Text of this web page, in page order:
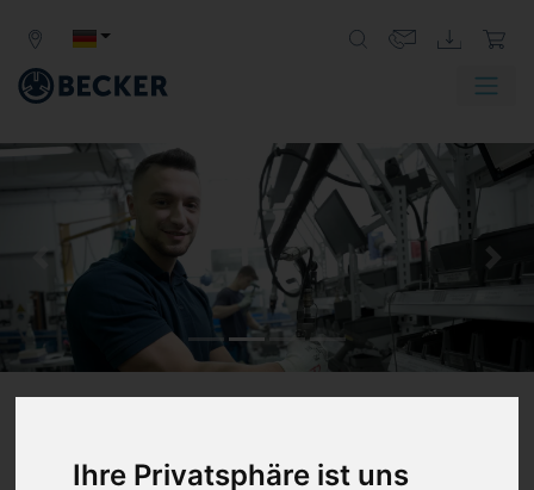
Ihre Privatsphäre ist uns
Zurück